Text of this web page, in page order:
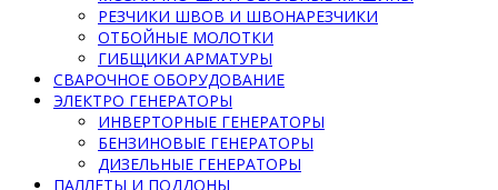
РЕЗЧИКИ ШВОВ И ШВОНАРЕЗЧИКИ
ОТБОЙНЫЕ МОЛОТКИ
ГИБЩИКИ АРМАТУРЫ
СВАРОЧНОЕ ОБОРУДОВАНИЕ
ЭЛЕКТРО ГЕНЕРАТОРЫ
ИНВЕРТОРНЫЕ ГЕНЕРАТОРЫ
БЕНЗИНОВЫЕ ГЕНЕРАТОРЫ
ДИЗЕЛЬНЫЕ ГЕНЕРАТОРЫ
ПАЛЛЕТЫ И ПОДДОНЫ